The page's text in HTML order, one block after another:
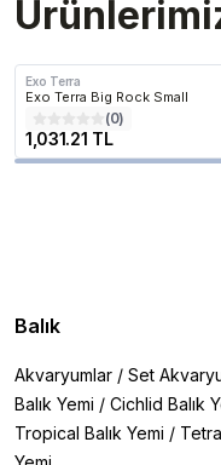
Exo Terra
Exo Terra Big Rock Small
(0)
1,031.21 TL
Balık
Akvaryumlar / Set
Balık Yemi / Cichlid Balık
Tropical Balık Yemi / Tetra